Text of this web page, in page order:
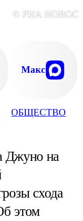
ОБЩЕСТВО
© РИА
Макс
Джуно на
схода
этом